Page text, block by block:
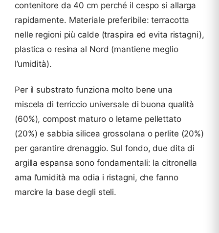
contenitore da 40 cm perché il cespo si allarga
rapidamente. Materiale preferibile: terracotta
nelle regioni più calde (traspira ed evita ristagni),
plastica o resina al Nord (mantiene meglio
l’umidità).
Per il substrato funziona molto bene una
miscela di terriccio universale di buona qualità
(60%), compost maturo o letame pellettato
(20%) e sabbia silicea grossolana o perlite (20%)
per garantire drenaggio. Sul fondo, due dita di
argilla espansa sono fondamentali: la citronella
ama l’umidità ma odia i ristagni, che fanno
marcire la base degli steli.